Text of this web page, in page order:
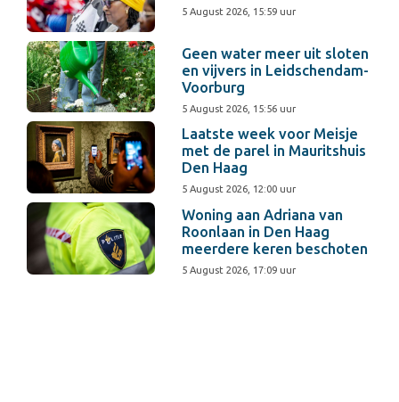
5 August 2026, 15:59 uur
Geen water meer uit sloten
en vijvers in Leidschendam-
Voorburg
5 August 2026, 15:56 uur
Laatste week voor Meisje
met de parel in Mauritshuis
Den Haag
5 August 2026, 12:00 uur
Woning aan Adriana van
Roonlaan in Den Haag
meerdere keren beschoten
5 August 2026, 17:09 uur